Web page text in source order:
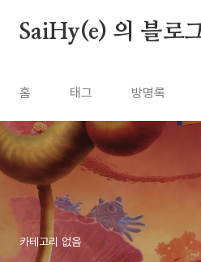
SaiHy(e) 의 블로
홈 태그 방명록
카테고리 없음